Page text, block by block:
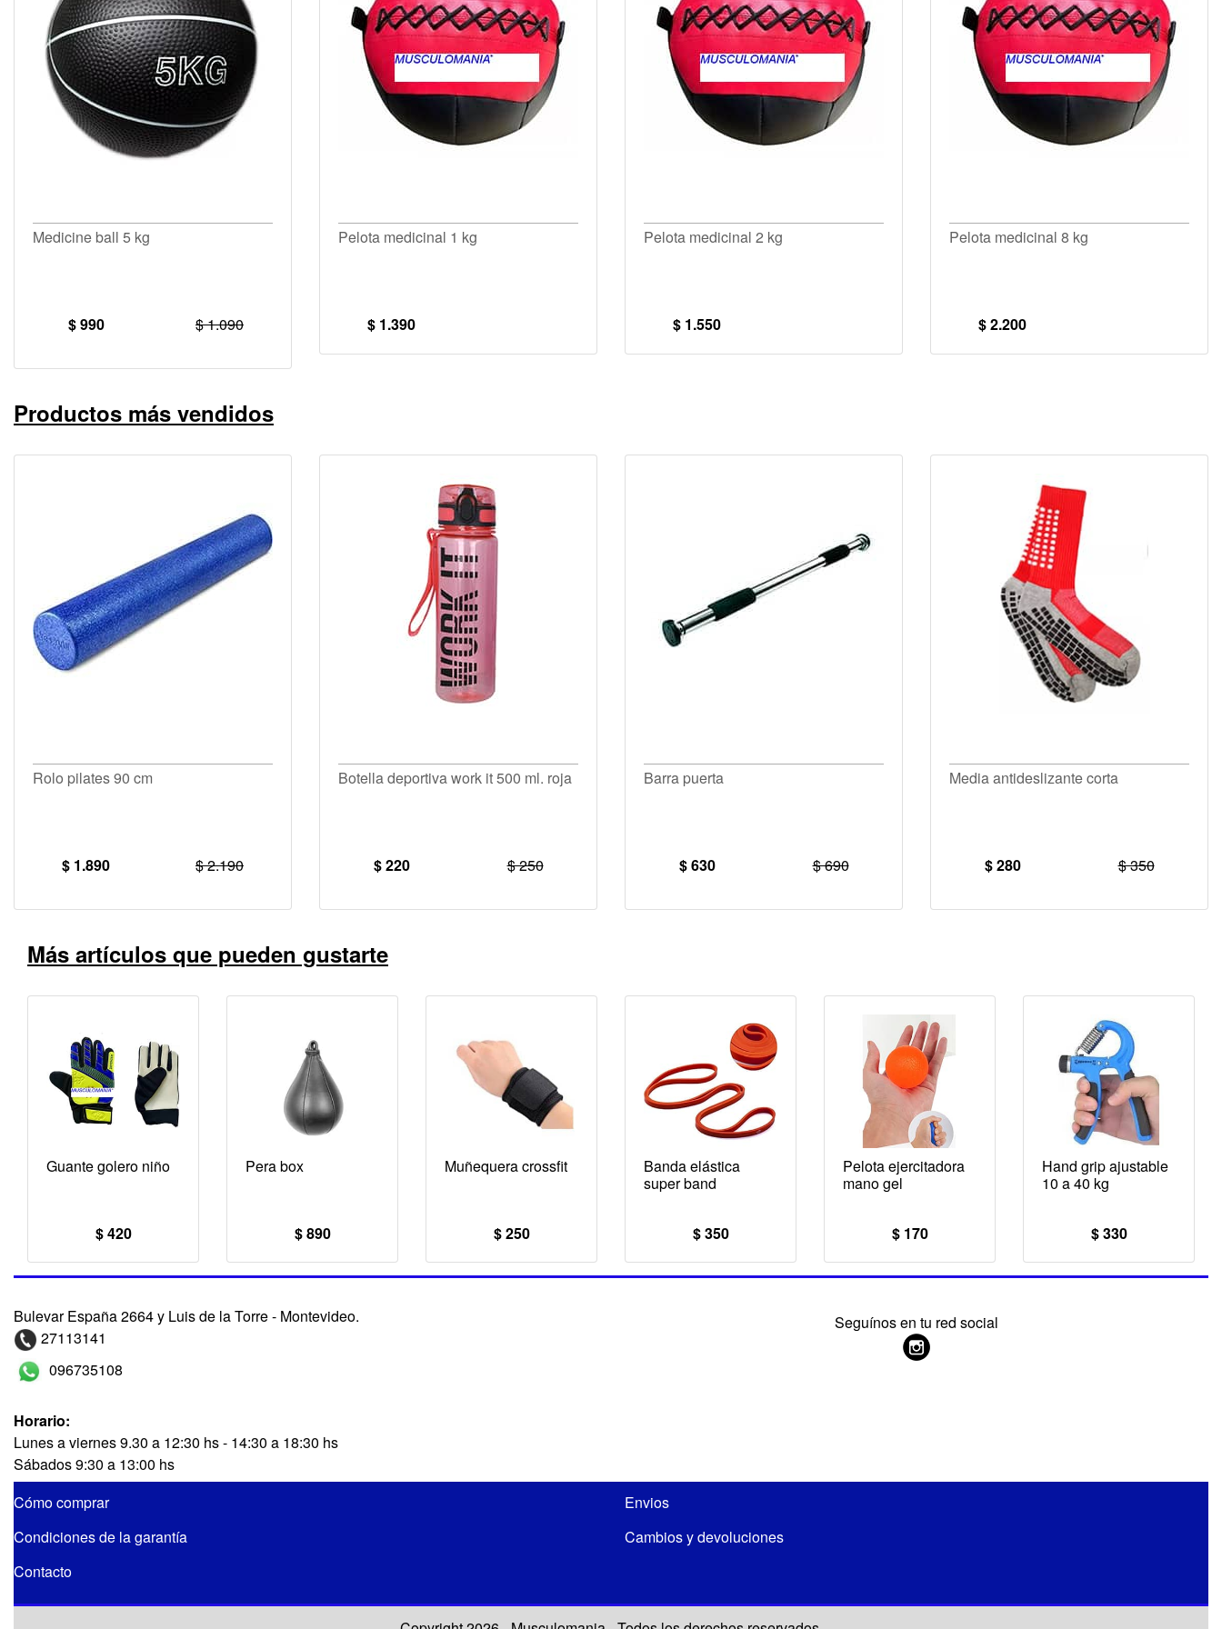
Medicine ball 5 kg
$ 990 $ 1.090
Pelota medicinal 1 kg
$ 1.390
Pelota medicinal 2 kg
$ 1.550
Pelota medicinal 8 kg
$ 2.200
Productos más vendidos
Rolo pilates 90 cm
$ 1.890 $ 2.190
Botella deportiva work it 500 ml. roja
$ 220 $ 250
Barra puerta
$ 630 $ 690
Media antideslizante corta
$ 280 $ 350
Más artículos que pueden gustarte
Guante golero niño
$ 420
Pera box
$ 890
Muñequera crossfit
$ 250
Banda elástica
super band
$ 350
Pelota ejercitadora
mano gel
$ 170
Hand grip ajustable
10 a 40 kg
$ 330
Bulevar España 2664 y Luis de la Torre - Montevideo.
27113141
096735108
Horario:
Lunes a viernes 9.30 a 12:30 hs - 14:30 a 18:30 hs
Sábados 9:30 a 13:00 hs
Seguínos en tu red social
Cómo comprar
Envios
Condiciones de la garantía
Cambios y devoluciones
Contacto